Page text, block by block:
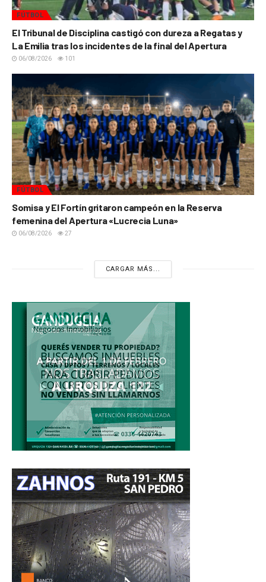
FÚTBOL
El Tribunal de Disciplina castigó con dureza a Regatas y
La Emilia tras los incidentes de la final del Apertura
06/08/2026 101
FÚTBOL
Somisa y El Fortín gritaron campeón en la Reserva
femenina del Apertura «Lucrecia Luna»
06/08/2026 27
CARGAR MÁS...